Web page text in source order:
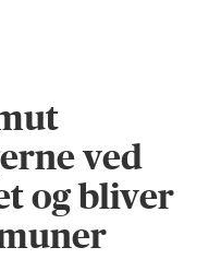
ved
og bliver